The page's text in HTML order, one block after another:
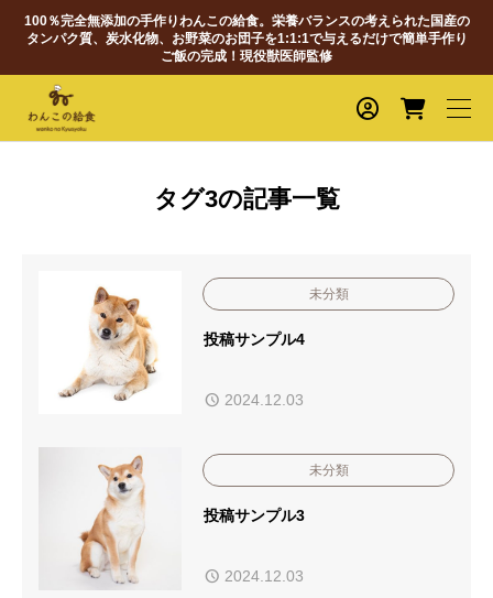
100％完全無添加の手作りわんこの給食。栄養バランスの考えられた国産の
タンパク質、炭水化物、お野菜のお団子を1:1:1で与えるだけで簡単手作り
ご飯の完成！現役獣医師監修
タグ3の記事一覧
未分類
投稿サンプル4
2024.12.03
未分類
投稿サンプル3
2024.12.03